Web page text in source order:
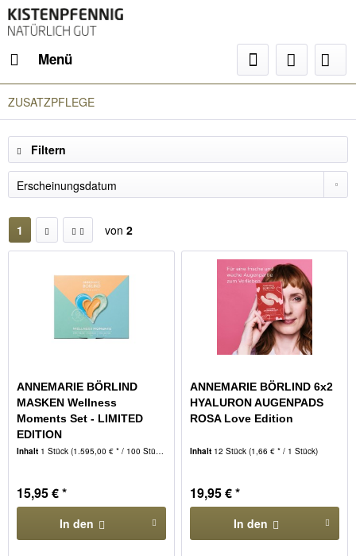
Menü
ZUSATZPFLEGE
Filtern
1 von 2
ANNEMARIE BÖRLIND
MASKEN Wellness
Moments Set - LIMITED
EDITION
Inhalt 1 Stück(1.595,00 € * / 100 Stück)
15,95 € *
In den
ANNEMARIE BÖRLIND 6x2
HYALURON AUGENPADS
ROSA Love Edition
Inhalt 12 Stück(1,66 € * / 1 Stück)
19,95 € *
In den